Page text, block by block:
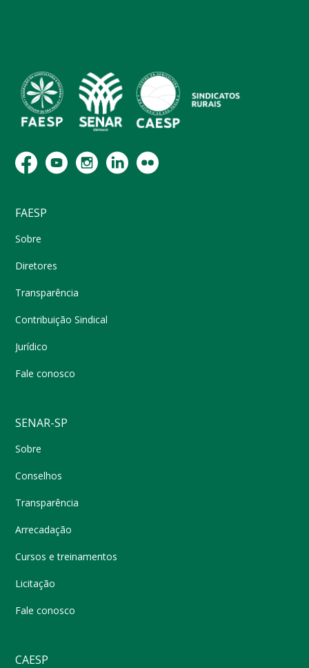
FAESP
Sobre
Diretores
Transparência
Contribuição Sindical
Jurídico
Fale conosco
SENAR-SP
Sobre
Conselhos
Transparência
Arrecadação
Cursos e treinamentos
Licitação
Fale conosco
CAESP